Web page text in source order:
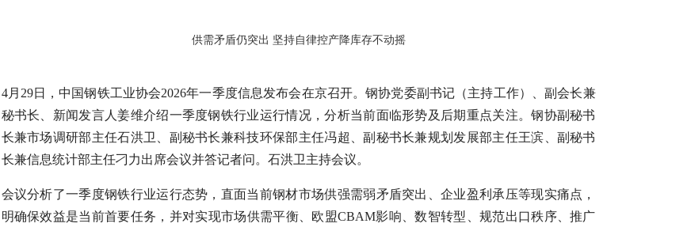
供需矛盾仍突出 坚持自律控产降库存不动摇
4月29日，中国钢铁工业协会2026年一季度信息发布会在京召开。钢协党委副书记（主持工作）、副会长兼
秘书长、新闻发言人姜维介绍一季度钢铁行业运行情况，分析当前面临形势及后期重点关注。钢协副秘书
长兼市场调研部主任石洪卫、副秘书长兼科技环保部主任冯超、副秘书长兼规划发展部主任王滨、副秘书
长兼信息统计部主任刁力出席会议并答记者问。石洪卫主持会议。
会议分析了一季度钢铁行业运行态势，直面当前钢材市场供强需弱矛盾突出、企业盈利承压等现实痛点，
明确保效益是当前首要任务，并对实现市场供需平衡、欧盟CBAM影响、数智转型、规范出口秩序、推广